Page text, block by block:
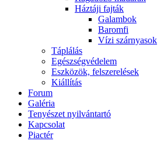
Háztáji fajták
Galambok
Baromfi
Vízi szárnyasok
Táplálás
Egészségvédelem
Eszközök, felszerelések
Kiállítás
Forum
Galéria
Tenyészet nyilvántartó
Kapcsolat
Piactér